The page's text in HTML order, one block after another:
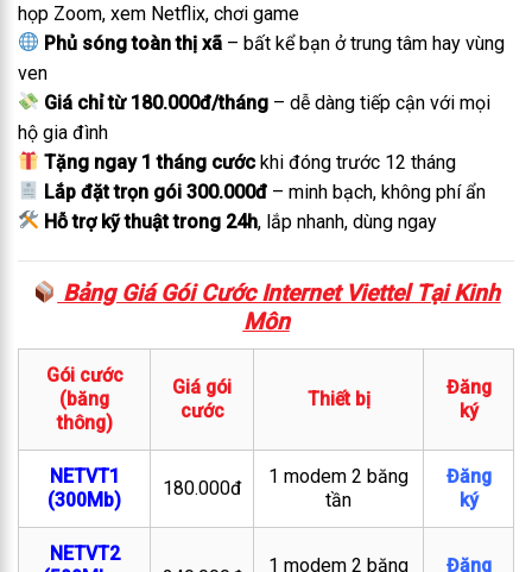
họp Zoom, xem Netflix, chơi game
Phủ sóng toàn thị xã – bất kể bạn ở trung tâm hay vùng
ven
Giá chỉ từ 180.000đ/tháng – dễ dàng tiếp cận với mọi
hộ gia đình
Tặng ngay 1 tháng cước khi đóng trước 12 tháng
Lắp đặt trọn gói 300.000đ – minh bạch, không phí ẩn
Hỗ trợ kỹ thuật trong 24h, lắp nhanh, dùng ngay
Bảng Giá Gói Cước Internet Viettel Tại Kinh
Môn
Gói cước
(băng
thông)
Giá gói
cước
Thiết bị
Đăng
ký
NETVT1
(300Mb)
180.000đ
1 modem 2 băng
tần
Đăng
ký
NETVT2
1 modem 2 băng
Đăng